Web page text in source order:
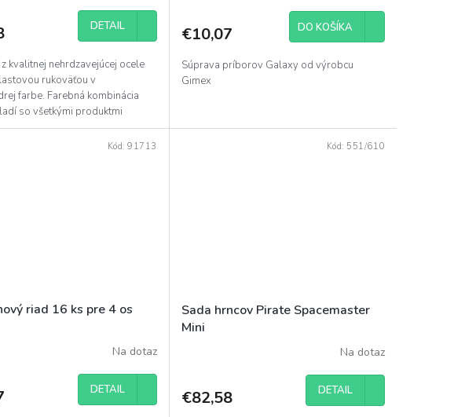
DETAIL
kvalitnej nehrdzavejúcej ocele
rukoväťou v
farbe. Farebná kombinácia
so všetkými produktmi
ale aj s...
€10,07 DO KOŠÍKA
Súprava príborov Galaxy od výrobcu
Gimex
riad 16 ks pre 4 os
Na dotaz
DETAIL
Kód:91713
Sada hrncov Pirate Spacemaster
Mini
Na dotaz
€82,58 DETAIL
Kód: 551/610